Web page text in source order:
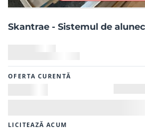
Skantrae - Sistemul de
OFERTA CURENTĂ
LICITEAZĂ ACUM